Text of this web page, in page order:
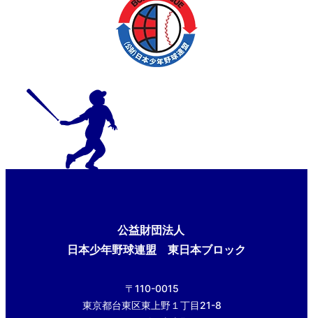
公益財団法人
日本少年野球連盟 東日本ブロック
〒110-0015
東京都台東区東上野１丁目21-8